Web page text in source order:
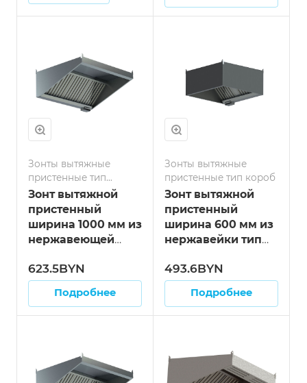
Зонты вытяжные
пристенные тип
козырёк
Зонт вытяжной
пристенный
ширина 1000 мм из
нержавеющей
"козырёк" длина
900 мм
623.5BYN
Подробнее
Зонты вытяжные
пристенные тип короб
Зонт вытяжной
пристенный
ширина 600 мм из
нержавейки тип
мм
493.6BYN
Подробнее